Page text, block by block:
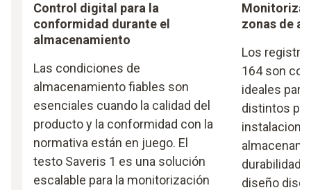
Control digital para la
conformidad durante el
almacenamiento
Las condiciones de
almacenamiento fiables son
esenciales cuando la calidad del
producto y la conformidad con la
normativa están en juego. El
testo Saveris 1 es una solución
escalable para la monitorización
zonas de
Los
164 son
ideales
distintos
durabilidad
diseño